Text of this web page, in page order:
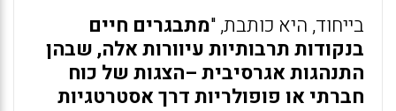
בייחוד, היא כותבת, "מתבגרים חיים
בנקודות תרבותיות עיוורות אלה, שבהן
התנהגות אגרסיבית –הצגות של כוח
חברתי או פופולריות דרך אסטרטגיות